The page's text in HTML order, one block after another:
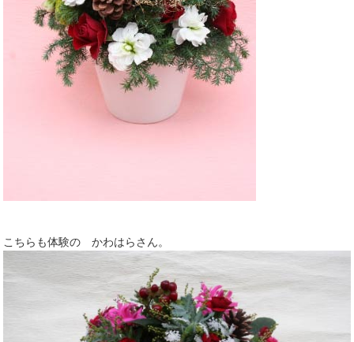
こちらも体験の かわはらさん。